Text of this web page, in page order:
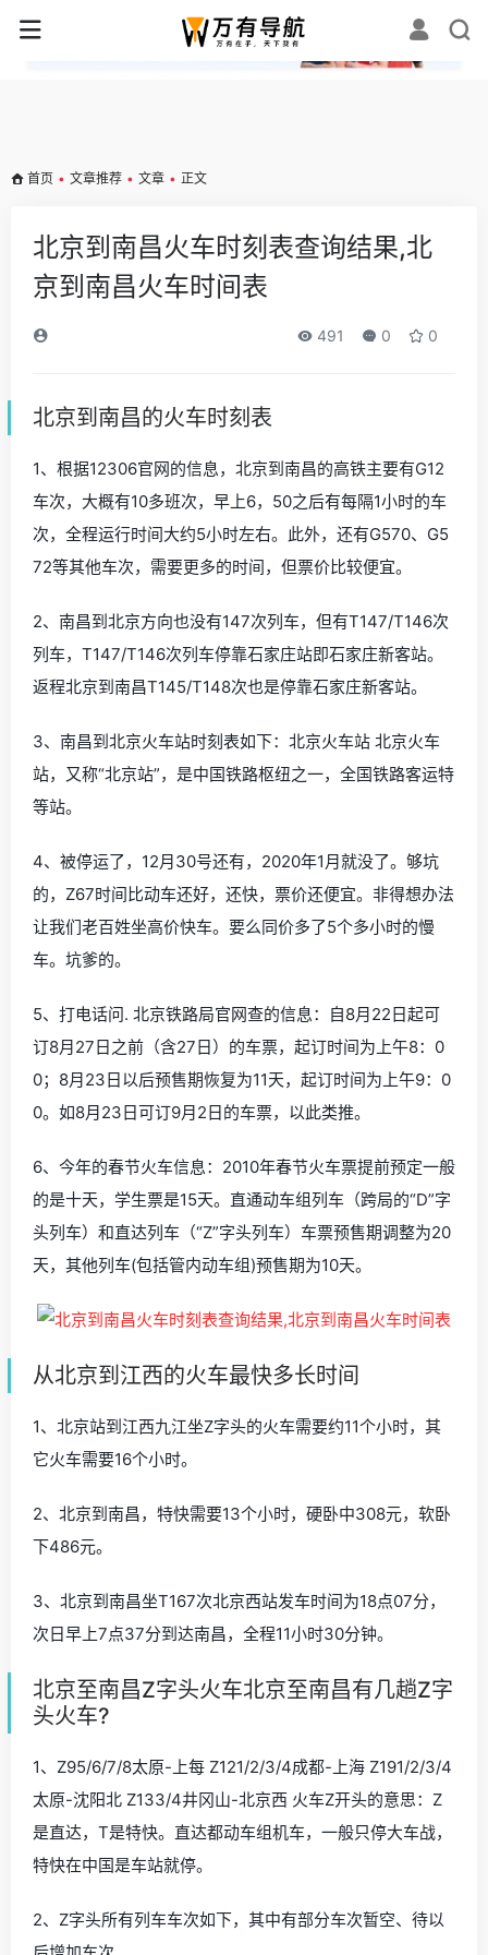
✕
首页 • 文章推荐 • 文章 • 正文
北京到南昌火车时刻表查询结果,北
京到南昌火车时间表
491 0 0
北京到南昌的火车时刻表
1、根据12306官网的信息，北京到南昌的高铁主要有G12
车次，大概有10多班次，早上6，50之后有每隔1小时的车
次，全程运行时间大约5小时左右。此外，还有G570、G5
72等其他车次，需要更多的时间，但票价比较便宜。
2、南昌到北京方向也没有147次列车，但有T147/T146次
列车，T147/T146次列车停靠石家庄站即石家庄新客站。
返程北京到南昌T145/T148次也是停靠石家庄新客站。
3、南昌到北京火车站时刻表如下：北京火车站 北京火车
站，又称“北京站”，是中国铁路枢纽之一，全国铁路客运特
等站。
4、被停运了，12月30号还有，2020年1月就没了。够坑
的，Z67时间比动车还好，还快，票价还便宜。非得想办法
让我们老百姓坐高价快车。要么同价多了5个多小时的慢
车。坑爹的。
5、打电话问. 北京铁路局官网查的信息：自8月22日起可
订8月27日之前（含27日）的车票，起订时间为上午8：0
0；8月23日以后预售期恢复为11天，起订时间为上午9：0
0。如8月23日可订9月2日的车票，以此类推。
6、今年的春节火车信息：2010年春节火车票提前预定一般
的是十天，学生票是15天。直通动车组列车（跨局的“D”字
头列车）和直达列车（“Z”字头列车）车票预售期调整为20
天，其他列车(包括管内动车组)预售期为10天。
从北京到江西的火车最快多长时间
1、北京站到江西九江坐Z字头的火车需要约11个小时，其
它火车需要16个小时。
2、北京到南昌，特快需要13个小时，硬卧中308元，软卧
下486元。
3、北京到南昌坐T167次北京西站发车时间为18点07分，
次日早上7点37分到达南昌，全程11小时30分钟。
北京至南昌Z字头火车北京至南昌有几趟Z字
头火车?
1、Z95/6/7/8太原-上每 Z121/2/3/4成都-上海 Z191/2/3/4
太原-沈阳北 Z133/4井冈山-北京西 火车Z开头的意思：Z
是直达，T是特快。直达都动车组机车，一般只停大车战，
特快在中国是车站就停。
2、Z字头所有列车车次如下，其中有部分车次暂空、待以